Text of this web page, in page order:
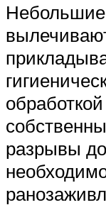
разрывы